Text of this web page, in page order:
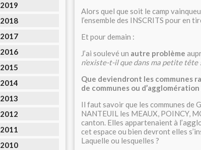
2019
2018
2017
2016
2015
2014
2013
2012
2011
2010
Alors quel que soit le camp
l’ensemble des INSCRITS pour en
Et pour demain :
J’ai soulevé un autre problème
n’existe-t-il que dans ma petite tête
Que deviendront les communes
de communes ou d’agglomération
Il faut savoir que les communes de
NANTEUIL les MEAUX, POINCY,
canton. Elles appartenaient à
cet espace ou bien devront elles
Laquelle ou lesquelles ?